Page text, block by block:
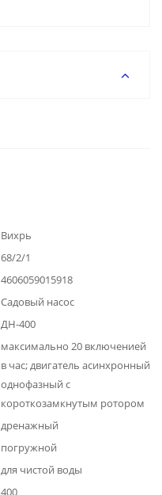
Вихрь
68/2/1
4606059015918
Садовый насос
ДН-400
максимально 20 включенией
в час; двигатель асинхронный
однофазный с
короткозамкнутым ротором
дренажный
погружной
для чистой воды
400